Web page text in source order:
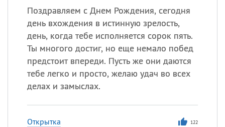
Поздравляем с Днем Рождения, сегодня
день вхождения в истинную зрелость,
день, когда тебе исполняется сорок пять.
Ты многого достиг, но еще немало побед
предстоит впереди. Пусть же они даются
тебе легко и просто, желаю удач во всех
делах и замыслах.
Открытка 122